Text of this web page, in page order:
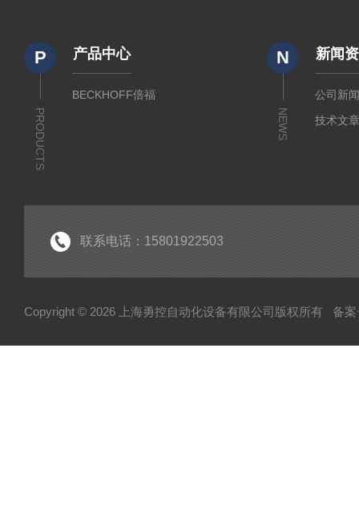
P
PRODUCTS
产品中心
BECKHOFF倍福
N
NEWS
新闻
公司新
技术文
联系电话：15801922503
Copyright © 2026 上海勇控自动化设备有限公司版权所有 备案